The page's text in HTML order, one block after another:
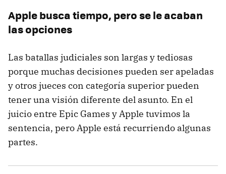
Apple busca tiempo, pero se le acaban
las opciones
Las batallas judiciales son largas y tediosas
porque muchas decisiones pueden ser apeladas
y otros jueces con categoría superior pueden
tener una visión diferente del asunto. En el
juicio entre Epic Games y Apple tuvimos la
sentencia, pero Apple está recurriendo algunas
partes.